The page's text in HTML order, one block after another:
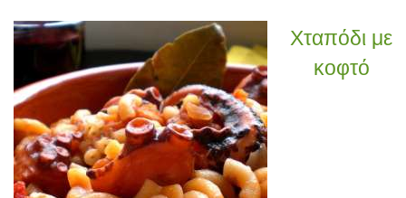
Χταπόδι με
κοφτό